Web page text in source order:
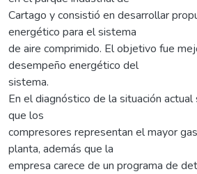
Cartago y consistió en desarrollar
energético para el sistema
de aire comprimido. El objetivo fue
desempeño energético del
sistema.
En el diagnóstico de la situación
que los
compresores representan el mayor
planta, además que la
empresa carece de un programa de